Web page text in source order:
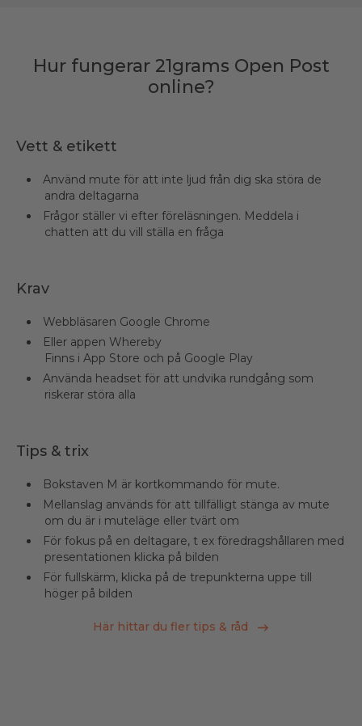
Hur fungerar 21grams Open Post
online?
Vett & etikett
Använd mute för att inte ljud från dig ska störa de
andra deltagarna
Frågor ställer vi efter föreläsningen. Meddela i
chatten att du vill ställa en fråga
Krav
Webbläsaren Google Chrome
Eller appen Whereby
Finns i App Store och på Google Play
Använda headset för att undvika rundgång som
riskerar störa alla
Tips & trix
Bokstaven M är kortkommando för mute.
Mellanslag används för att tillfälligt stänga av mute
om du är i muteläge eller tvärt om
För fokus på en deltagare, t ex föredragshållaren med
presentationen klicka på bilden
För fullskärm, klicka på de trepunkterna uppe till
höger på bilden
Här hittar du fler tips & råd